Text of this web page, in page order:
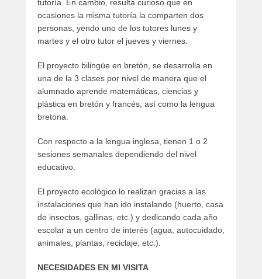
tutoría. En cambio, resulta curioso que en
ocasiones la misma tutoría la comparten dos
personas, yendo uno de los tutores lunes y
martes y el otro tutor el jueves y viernes.
El proyecto bilingüe en bretón, se desarrolla en
una de la 3 clases por nivel de manera que el
alumnado aprende matemáticas, ciencias y
plástica en bretón y francés, así como la lengua
bretona.
Con respecto a la lengua inglesa, tienen 1 o 2
sesiones semanales dependiendo del nivel
educativo.
El proyecto ecológico lo realizan gracias a las
instalaciones que han ido instalando (huerto, casa
de insectos, gallinas, etc.) y dedicando cada año
escolar a un centro de interés (agua, autocuidado,
animales, plantas, reciclaje, etc.).
NECESIDADES EN MI VISITA